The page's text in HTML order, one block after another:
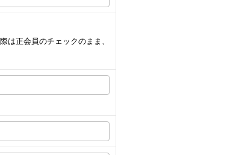
は正会員のチェックのまま、